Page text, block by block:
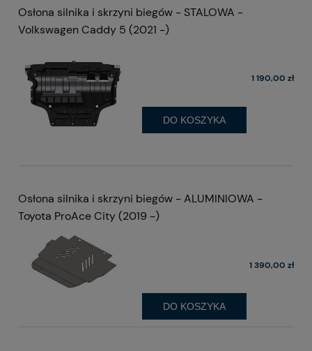
Osłona silnika i skrzyni biegów - STALOWA -
Volkswagen Caddy 5 (2021 -)
1 190,00 zł
DO KOSZYKA
Osłona silnika i skrzyni biegów - ALUMINIOWA -
Toyota ProAce City (2019 -)
1 390,00 zł
DO KOSZYKA